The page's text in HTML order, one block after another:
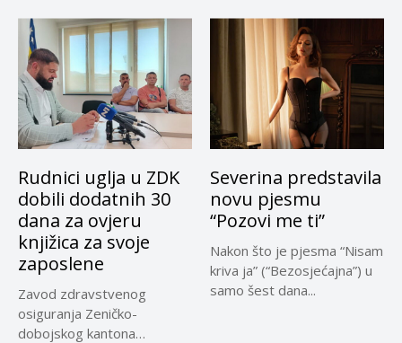
privremeno...
Rudnici uglja u ZDK
dobili dodatnih 30
dana za ovjeru
knjižica za svoje
zaposlene
Zavod zdravstvenog
osiguranja Zeničko-
dobojskog kantona
Severina predstavila
novu pjesmu
“Pozovi me ti”
Nakon što je pjesma “Nisam
kriva ja” (“Bezosjećajna”) u
samo šest dana...